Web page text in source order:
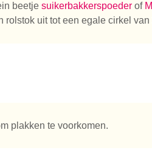
beetje suikerbakkerspoeder of
rolstok uit tot een egale cirkel van
plakken te voorkomen.